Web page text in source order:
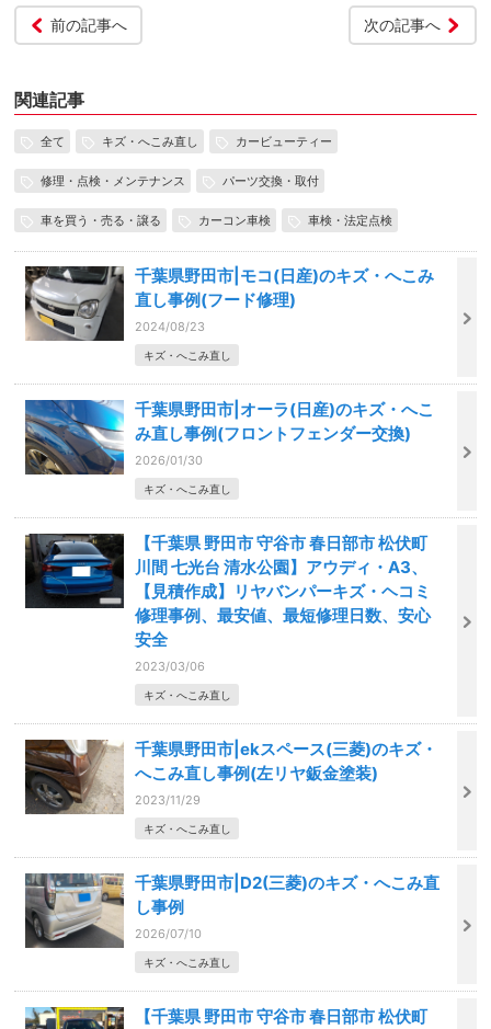
前の記事へ 次の記事へ
関連記事
全て キズ・へこみ直し カービューティー
修理・点検・メンテナンス パーツ交換・取付
車を買う・売る・譲る カーコン車検 車検・法定点検
千葉県野田市|モコ(日産)のキズ・へこみ
直し事例(フード修理)
2024/08/23
キズ・へこみ直し
千葉県野田市|オーラ(日産)のキズ・へこ
み直し事例(フロントフェンダー交換)
2026/01/30
キズ・へこみ直し
【千葉県 野田市 守谷市 春日部市 松伏町
川間 七光台 清水公園】アウディ・A3、
【見積作成】リヤバンパーキズ・ヘコミ
修理事例、最安値、最短修理日数、安心
安全
2023/03/06
キズ・へこみ直し
千葉県野田市|ekスペース(三菱)のキズ・
へこみ直し事例(左リヤ鈑金塗装)
2023/11/29
キズ・へこみ直し
千葉県野田市|D2(三菱)のキズ・へこみ直
し事例
2026/07/10
キズ・へこみ直し
【千葉県 野田市 守谷市 春日部市 松伏町